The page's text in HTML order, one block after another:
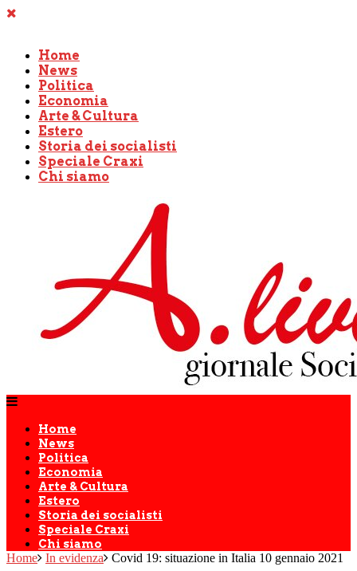
Home
News
Politica
Economia
Arte & Cultura
Estero
Storia dei socialisti
Speciale Craxi
Chi siamo
Home
News
Politica
Economia
Arte & Cultura
Estero
Storia dei socialisti
Speciale Craxi
Chi siamo
Home In evidenza Covid 19: situazione in Italia 10 gennaio 2021